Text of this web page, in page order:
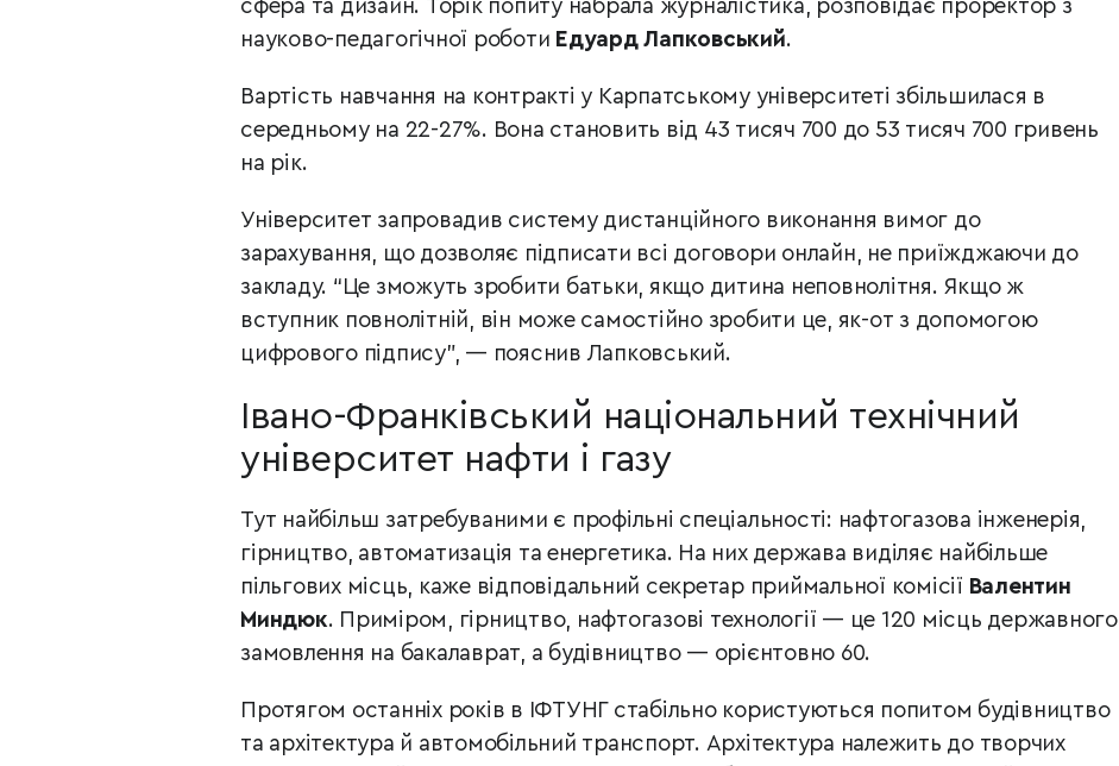
сфера та дизайн. Торік попиту набрала журналістика, розповідає проректор з
науково-педагогічної роботи Едуард Лапковський.
Вартість навчання на контракті у Карпатському університеті збільшилася в
середньому на 22-27%. Вона становить від 43 тисяч 700 до 53 тисяч 700 гривень
на рік.
Університет запровадив систему дистанційного виконання вимог до
зарахування, що дозволяє підписати всі договори онлайн, не приїжджаючи до
закладу. “Це зможуть зробити батьки, якщо дитина неповнолітня. Якщо ж
вступник повнолітній, він може самостійно зробити це, як-от з допомогою
цифрового підпису”, — пояснив Лапковський.
Івано-Франківський національний технічний
університет нафти і газу
Тут найбільш затребуваними є профільні спеціальності: нафтогазова інженерія,
гірництво, автоматизація та енергетика. На них держава виділяє найбільше
пільгових місць, каже відповідальний секретар приймальної комісії Валентин
Миндюк. Приміром, гірництво, нафтогазові технології — це 120 місць державного
замовлення на бакалаврат, а будівництво — орієнтовно 60.
Протягом останніх років в ІФТУНГ стабільно користуються попитом будівництво
та архітектура й автомобільний транспорт. Архітектура належить до творчих